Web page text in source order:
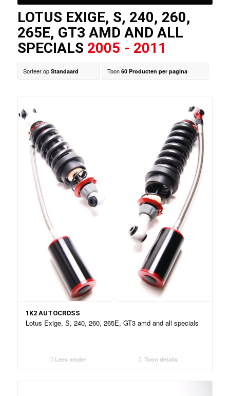
LOTUS EXIGE, S, 240, 260,
265E, GT3 AMD AND ALL
SPECIALS 2005 - 2011
Sorteer op Standaard Toon 60 Producten per pagina
1K2 AUTOCROSS
Lotus Exige, S, 240, 260, 265E, GT3 amd and all specials
Lees verder Toon details